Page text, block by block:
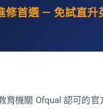
修首選 — 免試直
育機關 Ofqual 認可的官